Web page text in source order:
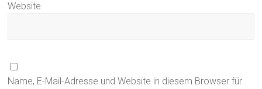
Website
Name, E-Mail-Adresse und Website in diesem Browser für